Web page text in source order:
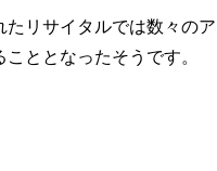
リサイタルでは数々のア
ととなったそうです。